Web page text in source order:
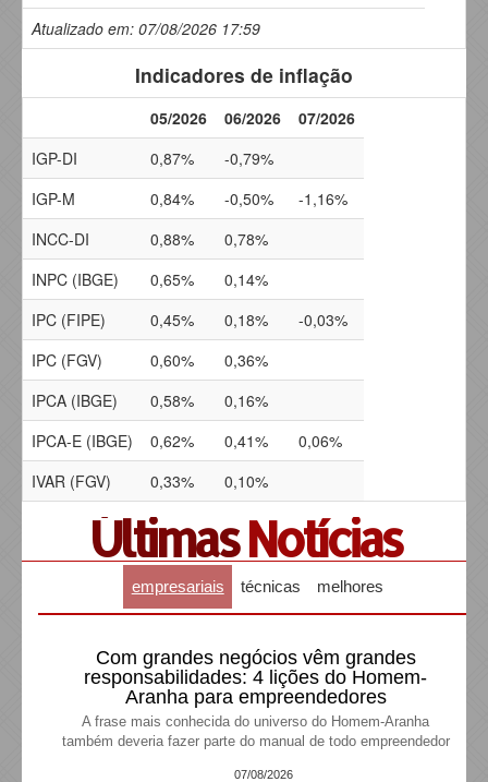
Atualizado em: 07/08/2026 17:59
Indicadores de inflação
05/2026 06/2026
07/2026
IGP-DI
0,87%
-0,79%
IGP-M
0,84% -0,50%
-1,16%
INCC-DI
0,88%
0,78%
INPC (IBGE)
0,65%
0,14%
IPC (FIPE)
0,45% 0,18%
-0,03%
IPC (FGV)
0,60%
0,36%
IPCA (IBGE)
0,58%
0,16%
IPCA-E (IBGE)
0,62% 0,41%
0,06%
IVAR (FGV)
0,33% 0,10%
ÚltimasNotícias
empresariais técnicas melhores
Com grandes negócios vêm grandes
responsabilidades: 4 lições do Homem-
Aranha para empreendedores
A frase mais conhecida do universo do Homem-Aranha
também deveria fazer parte do manual de todo empreendedor
07/08/2026